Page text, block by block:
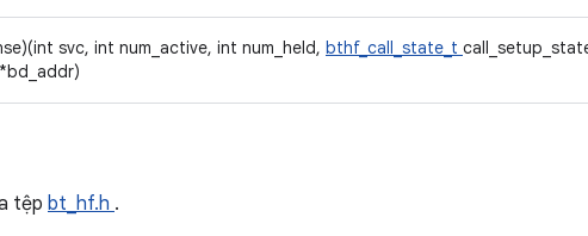
svc, int num_active, int num_held, bthf_call_state_t
tệp bt_hf.h .